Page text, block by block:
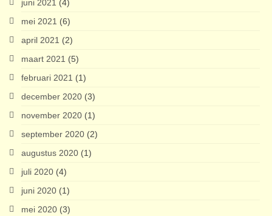
juni 2021 (4)
mei 2021 (6)
april 2021 (2)
maart 2021 (5)
februari 2021 (1)
december 2020 (3)
november 2020 (1)
september 2020 (2)
augustus 2020 (1)
juli 2020 (4)
juni 2020 (1)
mei 2020 (3)